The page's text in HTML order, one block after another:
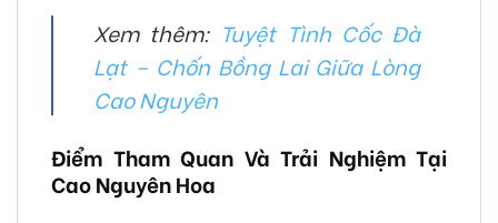
Xem thêm: Tuyệt Tình Cốc Đà
Lạt – Chốn Bồng Lai Giữa Lòng
Cao Nguyên
Điểm Tham Quan Và Trải Nghiệm Tại
Cao Nguyên Hoa